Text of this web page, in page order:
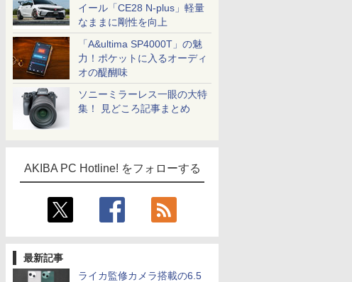
イール「CE28 N-plus」軽量
なままに剛性を向上
「A&ultima SP4000T」の魅
力！ポケットに入るオーディ
オの醍醐味
ソニーミラーレス一眼の大特
集！ 見どころ記事まとめ
AKIBA PC Hotline! をフォローする
最新記事
ライカ監修カメラ搭載の6.5